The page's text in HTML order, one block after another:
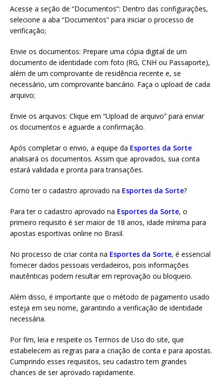
Acesse a seção de “Documentos”: Dentro das configurações,
selecione a aba “Documentos” para iniciar o processo de
verificação;
Envie os documentos: Prepare uma cópia digital de um
documento de identidade com foto (RG, CNH ou Passaporte),
além de um comprovante de residência recente e, se
necessário, um comprovante bancário. Faça o upload de cada
arquivo;
Envie os arquivos: Clique em “Upload de arquivo” para enviar
os documentos e aguarde a confirmação.
Após completar o envio, a equipe da Esportes da Sorte
analisará os documentos. Assim que aprovados, sua conta
estará validada e pronta para transações.
Como ter o cadastro aprovado na Esportes da Sorte?
Para ter o cadastro aprovado na Esportes da Sorte, o
primeiro requisito é ser maior de 18 anos, idade mínima para
apostas esportivas online no Brasil.
No processo de criar conta na Esportes da Sorte, é essencial
fornecer dados pessoais verdadeiros, pois informações
inautênticas podem resultar em reprovação ou bloqueio.
Além disso, é importante que o método de pagamento usado
esteja em seu nome, garantindo a verificação de identidade
necessária.
Por fim, leia e respeite os Termos de Uso do site, que
estabelecem as regras para a criação de conta e para apostas.
Cumprindo esses requisitos, seu cadastro tem grandes
chances de ser aprovado rapidamente.